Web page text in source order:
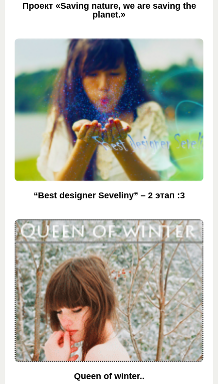
Проект «Saving nature, we are saving the
planet.»
“Best designer Seveliny” – 2 этап :3
Queen of winter..